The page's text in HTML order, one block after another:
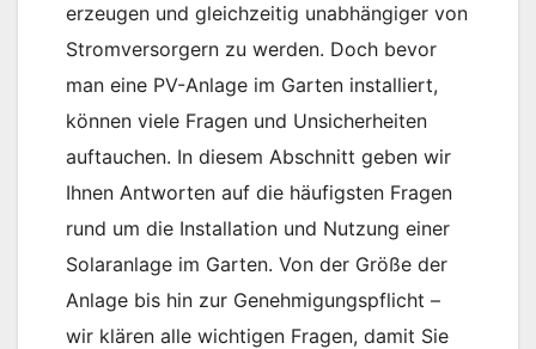
erzeugen und gleichzeitig unabhängiger von
Stromversorgern zu werden. Doch bevor
man eine PV-Anlage im Garten installiert,
können viele Fragen und Unsicherheiten
auftauchen. In diesem Abschnitt geben wir
Ihnen Antworten auf die häufigsten Fragen
rund um die Installation und Nutzung einer
Solaranlage im Garten. Von der Größe der
Anlage bis hin zur Genehmigungspflicht –
wir klären alle wichtigen Fragen, damit Sie